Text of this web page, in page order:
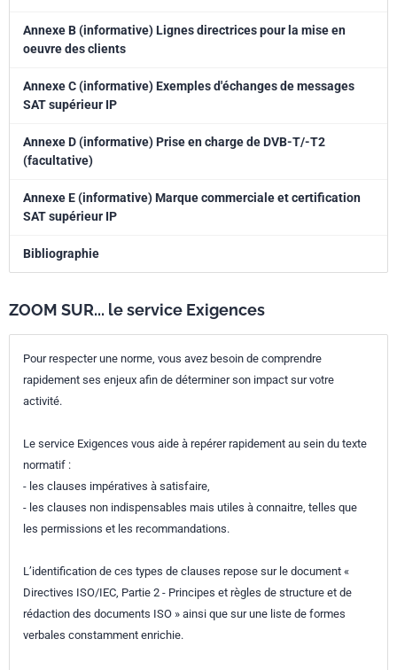
Annexe B (informative) Lignes directrices pour la mise en
oeuvre des clients
Annexe C (informative) Exemples d'échanges de messages
SAT supérieur IP
Annexe D (informative) Prise en charge de DVB-T/-T2
(facultative)
Annexe E (informative) Marque commerciale et certification
SAT supérieur IP
Bibliographie
ZOOM SUR... le service Exigences
Pour respecter une norme, vous avez besoin de comprendre
rapidement ses enjeux afin de déterminer son impact sur votre
activité.
Le service Exigences vous aide à repérer rapidement au sein du texte
normatif :
- les clauses impératives à satisfaire,
- les clauses non indispensables mais utiles à connaitre, telles que
les permissions et les recommandations.
L’identification de ces types de clauses repose sur le document «
Directives ISO/IEC, Partie 2 - Principes et règles de structure et de
rédaction des documents ISO » ainsi que sur une liste de formes
verbales constamment enrichie.